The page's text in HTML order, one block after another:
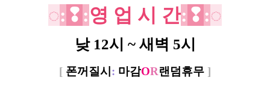
◌: ❢:영 업 시 간: ❢:◌
낮 12시 ~ 새벽 5시
[ 폰꺼질시 : 마감OR랜덤휴무 ]